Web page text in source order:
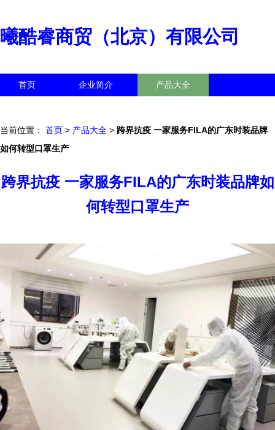
曦酷睿商贸（北京）有限公司
首页 企业简介 产品大全
当前位置： 首页 > 产品大全 > 跨界抗疫 一家服务FILA的广东时装品牌
如何转型口罩生产
跨界抗疫 一家服务FILA的广东时装品牌如
何转型口罩生产